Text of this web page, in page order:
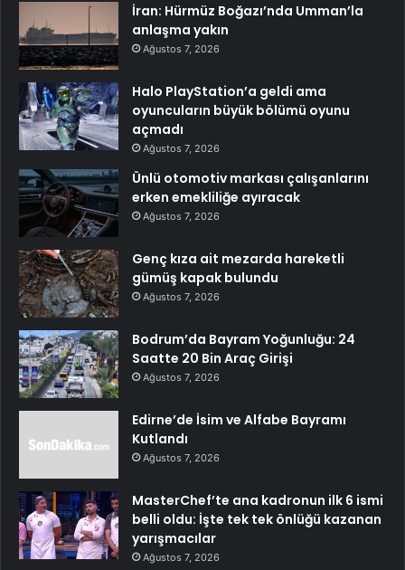
İran: Hürmüz Boğazı’nda Umman’la
anlaşma yakın
Ağustos 7, 2026
Halo PlayStation’a geldi ama
oyuncuların büyük bölümü oyunu
açmadı
Ağustos 7, 2026
Ünlü otomotiv markası çalışanlarını
erken emekliliğe ayıracak
Ağustos 7, 2026
Genç kıza ait mezarda hareketli
gümüş kapak bulundu
Ağustos 7, 2026
Bodrum’da Bayram Yoğunluğu: 24
Saatte 20 Bin Araç Girişi
Ağustos 7, 2026
Edirne’de İsim ve Alfabe Bayramı
Kutlandı
Ağustos 7, 2026
MasterChef’te ana kadronun ilk 6 ismi
belli oldu: İşte tek tek önlüğü kazanan
yarışmacılar
Ağustos 7, 2026